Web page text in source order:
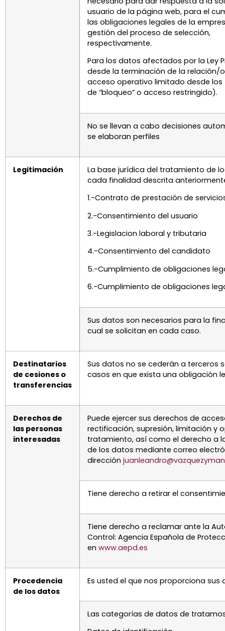
usuario de la página web, para el
las obligaciones legales de la
gestión del proceso de selección,
respectivamente.
Para los datos afectados por la Ley
desde la terminación de la relación/
acceso operativo limitado desde
de “bloqueo” o acceso restringido).
No se llevan a cabo decisiones
se elaboran perfiles
Legitimación
La base jurídica del tratamiento de
cada finalidad descrita
1.-Contrato de prestación de
2.-Consentimiento del usuario
3.-Legislacion laboral y tributaria
4.-Consentimiento del candidato
5.-Cumplimiento de obligaciones
6.-Cumplimiento de obligaciones
Sus datos son necesarios para la
cual se solicitan en cada caso.
Destinatarios
de cesiones o
transferencias
Sus datos no se cederán a terceros
casos en que exista una obligación
Derechos de
las personas
interesadas
Puede ejercer sus derechos de
rectificación, supresión, limitación y
tratamiento, así como el derecho a
de los datos mediante correo
dirección
Tiene derecho a retirar el
Tiene derecho a reclamar ante la
Control: Agencia Española de
en www.aepd.es
Procedencia
de los datos
Es usted el que nos proporciona sus
Las categorías de datos de